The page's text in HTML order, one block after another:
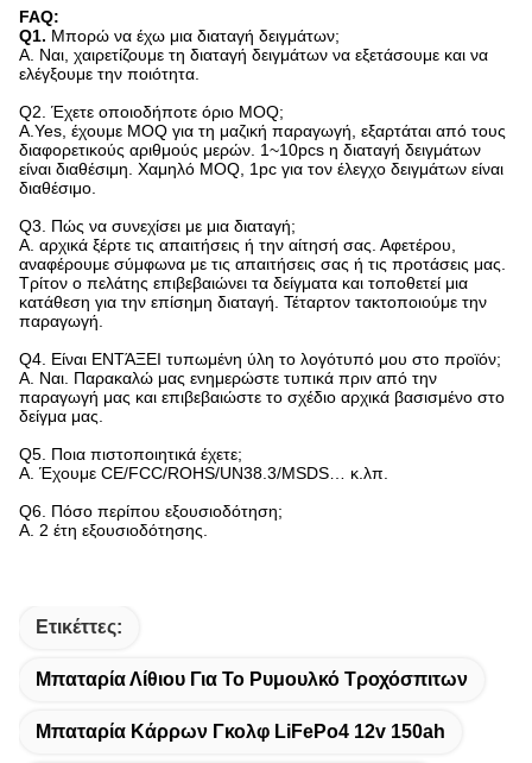
FAQ:
Q1. Μπορώ να έχω μια διαταγή δειγμάτων;
Α. Ναι, χαιρετίζουμε τη διαταγή δειγμάτων να εξετάσουμε και να
ελέγξουμε την ποιότητα.
Q2. Έχετε οποιοδήποτε όριο MOQ;
A.Yes, έχουμε MOQ για τη μαζική παραγωγή, εξαρτάται από τους
διαφορετικούς αριθμούς μερών. 1~10pcs η διαταγή δειγμάτων
είναι διαθέσιμη. Χαμηλό MOQ, 1pc για τον έλεγχο δειγμάτων είναι
διαθέσιμο.
Q3. Πώς να συνεχίσει με μια διαταγή;
Α. αρχικά ξέρτε τις απαιτήσεις ή την αίτησή σας. Αφετέρου,
αναφέρουμε σύμφωνα με τις απαιτήσεις σας ή τις προτάσεις μας.
Τρίτον ο πελάτης επιβεβαιώνει τα δείγματα και τοποθετεί μια
κατάθεση για την επίσημη διαταγή. Τέταρτον τακτοποιούμε την
παραγωγή.
Q4. Είναι ΕΝΤΆΞΕΙ τυπωμένη ύλη το λογότυπό μου στο προϊόν;
Α. Ναι. Παρακαλώ μας ενημερώστε τυπικά πριν από την
παραγωγή μας και επιβεβαιώστε το σχέδιο αρχικά βασισμένο στο
δείγμα μας.
Q5. Ποια πιστοποιητικά έχετε;
Α. Έχουμε CE/FCC/ROHS/UN38.3/MSDS… κ.λπ.
Q6. Πόσο περίπου εξουσιοδότηση;
Α. 2 έτη εξουσιοδότησης.
Ετικέττες:
Μπαταρία Λίθιου Για Το Ρυμουλκό Τροχόσπιτων
Μπαταρία Κάρρων Γκολφ LiFePo4 12v 150ah